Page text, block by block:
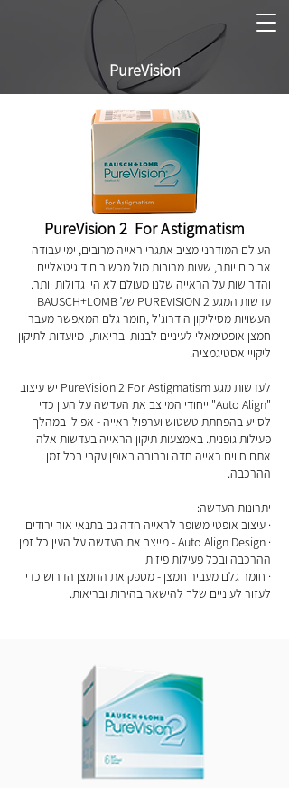
PureVision
PureVision 2 For Astigmatism
העולם המודרני מציב אתגרי ראייה מרובים, ימי עבודה
ארוכים יותר, שעות מרובות מול מכשירים דיגיטאליים
והדרישות על הראייה שלנו מעולם לא היו גדולות יותר.
עדשות המגע PUREVISION 2 של BAUSCH+LOMB
העשויות מסיליקון הידרוג'ל ,חומר גלם המאפשר מעבר
חמצן אופטימאלי לעיניים לבנות ובריאות, מיועדות לתיקון
ליקויי אסטיגמציה.
לעדשות מגע PureVision 2 For Astigmatism יש עיצוב
"Auto Align" ייחודי המייצב את העדשה על העין כדי
לסייע בהפחתת טשטוש וערפול ראייה - אפילו במהלך
פעילות גופנית. באמצעות תיקון הראייה בעדשות אלה
אתם חווים ראייה חדה וברורה באופן עקבי בכל זמן
ההרכבה.
יתרונות העדשה:
· עיצוב אופטי משופר לראייה חדה גם בתנאי אור ירודים
· Auto Align Design - מייצב את העדשה על העין כל זמן
ההרכבה ובכל פעילות פיזית
· חומר גלם מעביר חמצן - מספק את החמצן הדרוש כדי
לעזור לעיניים שלך להישאר בהירות ובריאות.